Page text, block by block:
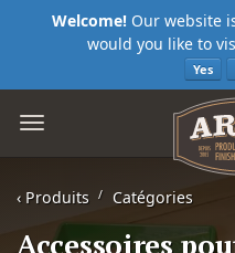
Welcome! Our website
would you like to
Yes
‹ Produits Catégories
Accessoires